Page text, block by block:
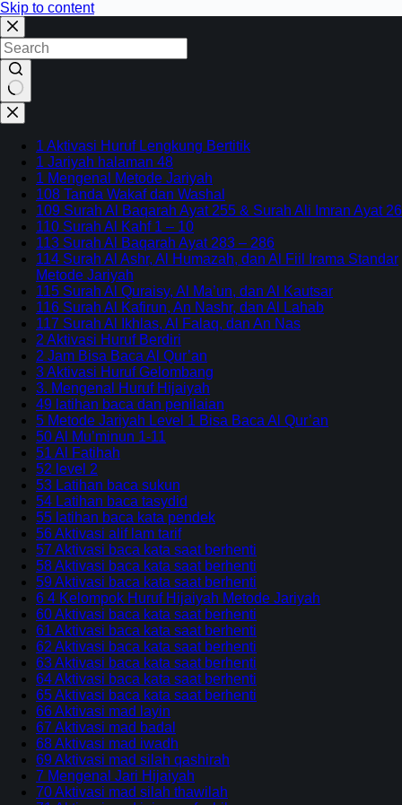
Skip to content
No
results
1 Aktivasi Huruf Lengkung Bertitik
1 Jariyah halaman 48
1 Mengenal Metode Jariyah
108 Tanda Wakaf dan Washal
109 Surah Al Baqarah Ayat 255 & Surah Ali Imran Ayat 26
110 Surah Al Kahf 1 – 10
113 Surah Al Baqarah Ayat 283 – 286
114 Surah Al Ashr, Al Humazah, dan Al Fiil Irama Standar
Metode Jariyah
115 Surah Al Quraisy, Al Ma’un, dan Al Kautsar
116 Surah Al Kafirun, An Nashr, dan Al Lahab
117 Surah Al Ikhlas, Al Falaq, dan An Nas
2 Aktivasi Huruf Berdiri
2 Jam Bisa Baca Al Qur’an
3 Aktivasi Huruf Gelombang
3. Mengenal Huruf Hijaiyah
49 latihan baca dan penilaian
5 Metode Jariyah Level 1 Bisa Baca Al Qur’an
50 Al Mu’minun 1-11
51 Al Fatihah
52 level 2
53 Latihan baca sukun
54 Latihan baca tasydid
55 latihan baca kata pendek
56 Aktivasi alif lam tarif
57 Aktivasi baca kata saat berhenti
58 Aktivasi baca kata saat berhenti
59 Aktivasi baca kata saat berhenti
6 4 Kelompok Huruf Hijaiyah Metode Jariyah
60 Aktivasi baca kata saat berhenti
61 Aktivasi baca kata saat berhenti
62 Aktivasi baca kata saat berhenti
63 Aktivasi baca kata saat berhenti
64 Aktivasi baca kata saat berhenti
65 Aktivasi baca kata saat berhenti
66 Aktivasi mad layin
67 Aktivasi mad badal
68 Aktivasi mad iwadh
69 Aktivasi mad silah qashirah
7 Mengenal Jari Hijaiyah
70 Aktivasi mad silah thawilah